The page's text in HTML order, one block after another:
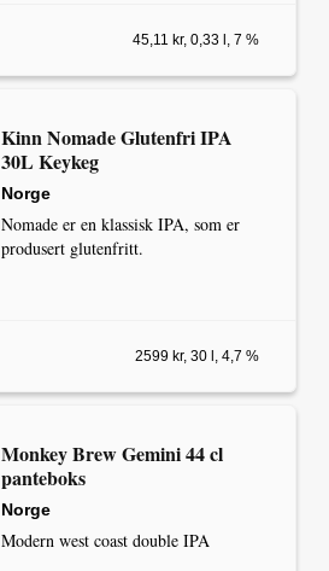
45,11 kr, 0,33 l, 7 %
Kinn Nomade Glutenfri IPA
30L Keykeg
Norge
Nomade er en klassisk IPA, som er
produsert glutenfritt.
2599 kr, 30 l, 4,7 %
Monkey Brew Gemini 44 cl
panteboks
Norge
Modern west coast double IPA